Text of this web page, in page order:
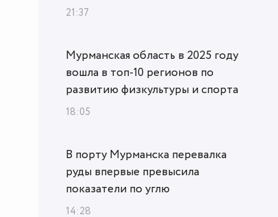
21:37
Мурманская область в 2025 году
вошла в топ‑10 регионов по
развитию физкультуры и спорта
18:05
В порту Мурманска перевалка
руды впервые превысила
показатели по углю
14:28